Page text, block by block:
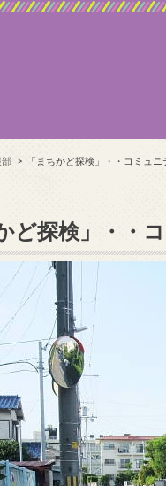
部 「まちかど探検」・・コミュ
ど探検」・・